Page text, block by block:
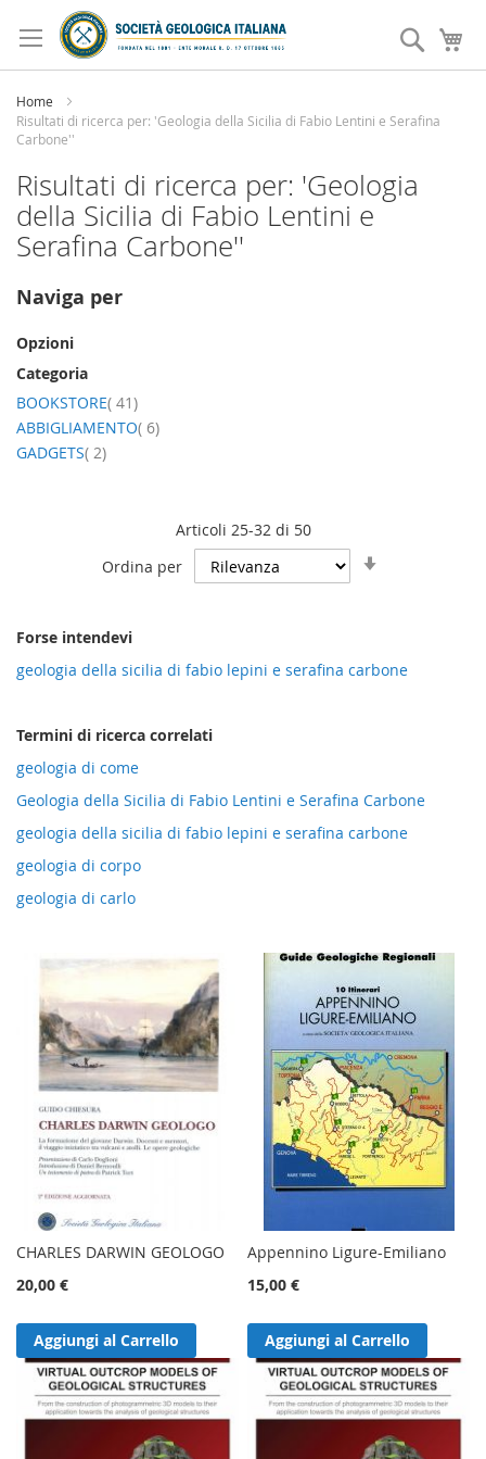
al
contenuto
Search
Home
Risultati di ricerca per: 'Geologia della Sicilia di Fabio Lentini e Serafina
Carbone''
Risultati di ricerca per: 'Geologia
della Sicilia di Fabio Lentini e
Serafina Carbone''
Articoli 25-32di 50
Ordina per
Forse intendevi
geologia della sicilia di fabio lepini e serafina carbone
Termini di ricerca correlati
geologia di come
Geologia della Sicilia di Fabio Lentini e Serafina Carbone
geologia della sicilia di fabio lepini e serafina carbone
geologia di corpo
geologia di carlo
CHARLES DARWIN GEOLOGO
20,00 €
Aggiungi al Carrello
Appennino Ligure-Emiliano
15,00 €
Aggiungi al Carrello
Naviga per
Opzioni
Categoria
BOOKSTORE 41elemento
ABBIGLIAMENTO 6elemento
GADGETS 2elemento